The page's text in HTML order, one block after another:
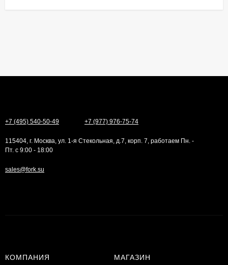
+7 (495) 540-50-49 +7 (977) 976-75-74
115404, г. Москва, ул. 1-я Стекольная, д.7, корп. 7, работаем Пн. -
Пт. с 9:00 - 18:00
sales@fork.su
КОМПАНИЯ МАГАЗИН